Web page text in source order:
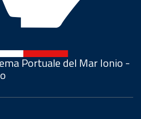
Portuale del Mar Ionio -